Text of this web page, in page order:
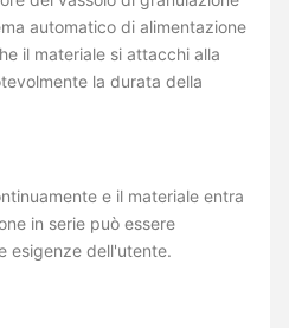
automatico di alimentazione
il materiale si attacchi alla
la durata della
e il materiale entra
in serie può essere
esigenze dell'utente.